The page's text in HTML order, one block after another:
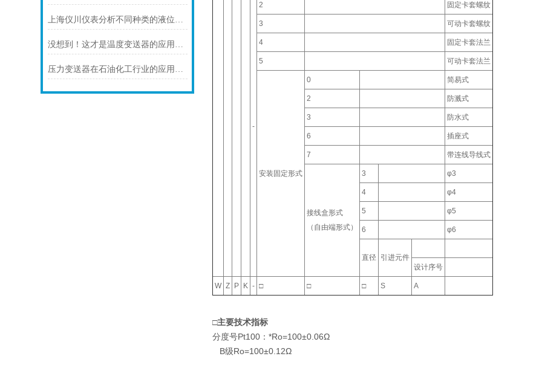
上海仪川仪表分析不同种类的液位变送器
没想到！这才是温度变送器的应用特点！
压力变送器在石油化工行业的应用说明
-
2 固定卡套螺纹
3 可动卡套螺纹
4 固定卡套法兰
5 可动卡套法兰
安装固定形式
0 简易式
2 防溅式
3 防水式
6 插座式
7 带连线导线式
接线盒形式
（自由端形式）
3 φ3
4 φ4
5 φ5
6 φ6
直径
引进元件
设计序号
W Z P K - □ □ □ S A
□主要技术指标
分度号Pt100：*Ro=100±0.06Ω
B级Ro=100±0.12Ω